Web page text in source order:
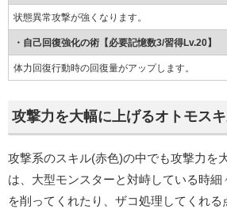
状態異常攻撃が強くなります。
・自己回復強化の術【必要記憶数3/習得Lv.20】
体力回復行動時の回復量がアップします。
攻撃力を大幅に上げるオトモス
攻撃系のスキル(赤色)の中でも攻撃力を
は、大型モンスターと対峙している時細
を削ってくれたり、ザコ処理してくれる